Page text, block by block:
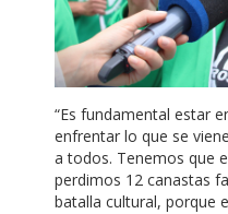
“Es fundamental estar
enfrentar lo que se
a todos. Tenemos que
perdimos 12 canastas
batalla cultural, porque